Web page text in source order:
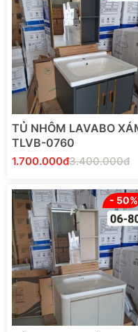
Thêm Vào Giỏ Hàng
Thêm Vào Giỏ Hàng
TỦ NHÔM LAVABO
TLVB-0760
1.700.000đ3.400.000đ
- 50%